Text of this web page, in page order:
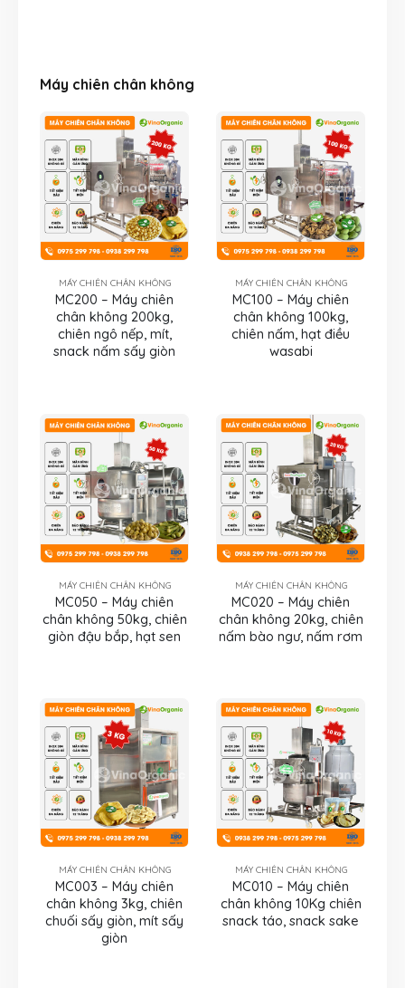
Máy chiên chân không
MÁY CHIÊN CHÂN KHÔNG
MC200 – Máy chiên
chân không 200kg,
chiên ngô nếp, mít,
snack nấm sấy giòn
MÁY CHIÊN CHÂN KHÔNG
MC100 – Máy chiên
chân không 100kg,
chiên nấm, hạt điều
wasabi
MÁY CHIÊN CHÂN KHÔNG
MC050 – Máy chiên
chân không 50kg, chiên
giòn đậu bắp, hạt sen
MÁY CHIÊN CHÂN KHÔNG
MC020 – Máy chiên
chân không 20kg, chiên
nấm bào ngư, nấm rơm
MÁY CHIÊN CHÂN KHÔNG
MC003 – Máy chiên
chân không 3kg, chiên
chuối sấy giòn, mít sấy
giòn
MÁY CHIÊN CHÂN KHÔNG
MC010 – Máy chiên
chân không 10Kg chiên
snack táo, snack sake